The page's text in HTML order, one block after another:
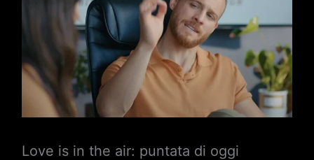
Love is in the air: puntata di oggi